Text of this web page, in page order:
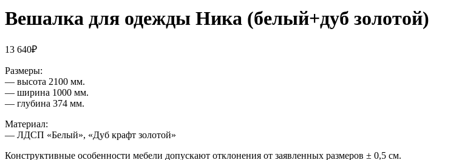
Вешалка для одежды Ника (белый+дуб золотой)
13 640₽
Размеры:
— высота 2100 мм.
— ширина 1000 мм.
— глубина 374 мм.
Материал:
— ЛДСП «Белый», «Дуб крафт золотой»
Конструктивные особенности мебели допускают отклонения от заявленных размеров ± 0,5 см.